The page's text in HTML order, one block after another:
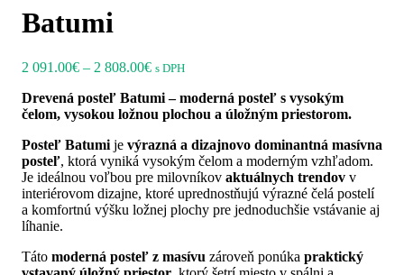
Batumi
2 091.00€ – 2 808.00€Price
2
091.00€
2
808.00€
s DPH
Drevená posteľ Batumi – moderná posteľ s vysokým
čelom, vysokou ložnou plochou a úložným priestorom.
Posteľ Batumi je výrazná a dizajnovo dominantná masívna
posteľ, ktorá vyniká vysokým čelom a moderným vzhľadom.
Je ideálnou voľbou pre milovníkov aktuálnych trendov v
interiérovom dizajne, ktoré uprednostňujú výrazné čelá postelí
a komfortnú výšku ložnej plochy pre jednoduchšie vstávanie aj
líhanie.
Táto moderná posteľ z masívu zároveň ponúka praktický